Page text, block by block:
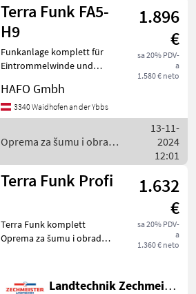
Terra Funk FA5-
H9
1.896
€
sa 20% PDV-
a
1.580 € neto
Funkanlage komplett für
Eintrommelwinde und
folgenden Funktionen:
Ziehen, lösen Gas+/- Motor
Start/Stop Hilfswinde
HAFO Gmbh
3340 Waidhofen an der Ybbs
Oprema za šumu i obradu
13-11-
2024
12:01
Terra Funk Profi
1.632
€
sa 20% PDV-
a
1.360 € neto
Terra Funk komplett
Oprema za šumu i obradu
Landtechnik Zechmeister GmbH & Co KG